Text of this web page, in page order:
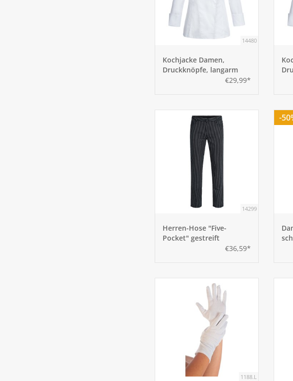
14480
Kochjacke Damen,
Druckknöpfe, langarm
€29,99*
14299
Herren-Hose "Five-
Pocket" gestreift
schwarz/ weiß Größe 52
€36,59*
-
1188.L